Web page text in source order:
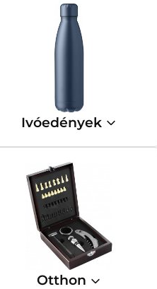
Ivóedények
Otthon